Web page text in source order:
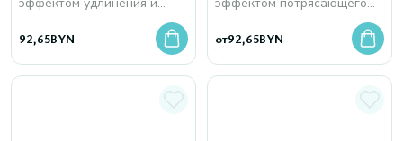
92,65BYN
от92,65BYN